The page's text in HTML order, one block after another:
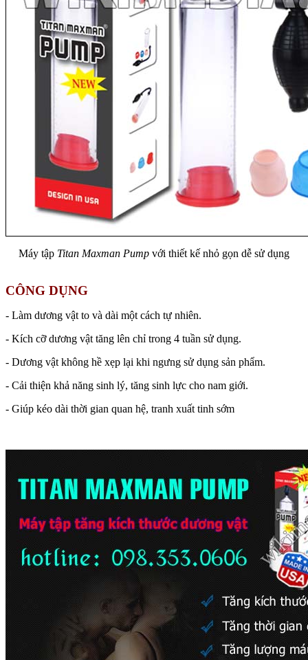
Máy tập Titan Maxman Pump với thiết kế nhỏ gọn dễ sử dụng
CÔNG DỤNG
- Làm dương vật to và dài một cách tự nhiên.
- Kích cỡ dương vật tăng lên chỉ trong 4 tuần sử dụng.
- Dương vật không hề xẹp lại khi ngưng sử dụng sản phẩm.
- Cải thiện khả năng sinh lý, tăng sinh lực cho nam giới.
- Giúp kéo dài thời gian quan hệ, tranh xuất tinh sớm